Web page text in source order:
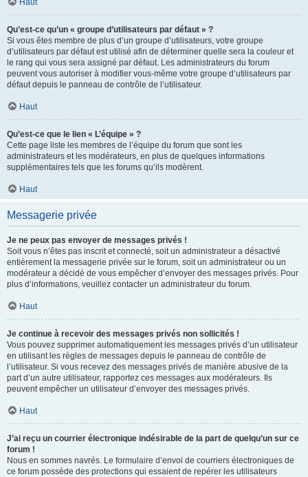
Haut
Qu’est-ce qu’un « groupe d’utilisateurs par défaut » ?
Si vous êtes membre de plus d’un groupe d’utilisateurs, votre groupe
d’utilisateurs par défaut est utilisé afin de déterminer quelle sera la couleur et
le rang qui vous sera assigné par défaut. Les administrateurs du forum
peuvent vous autoriser à modifier vous-même votre groupe d’utilisateurs par
défaut depuis le panneau de contrôle de l’utilisateur.
Haut
Qu’est-ce que le lien « L’équipe » ?
Cette page liste les membres de l’équipe du forum que sont les
administrateurs et les modérateurs, en plus de quelques informations
supplémentaires tels que les forums qu’ils modèrent.
Haut
Messagerie privée
Je ne peux pas envoyer de messages privés !
Soit vous n’êtes pas inscrit et connecté, soit un administrateur a désactivé
entièrement la messagerie privée sur le forum, soit un administrateur ou un
modérateur a décidé de vous empêcher d’envoyer des messages privés. Pour
plus d’informations, veuillez contacter un administrateur du forum.
Haut
Je continue à recevoir des messages privés non sollicités !
Vous pouvez supprimer automatiquement les messages privés d’un utilisateur
en utilisant les règles de messages depuis le panneau de contrôle de
l’utilisateur. Si vous recevez des messages privés de manière abusive de la
part d’un autre utilisateur, rapportez ces messages aux modérateurs. Ils
peuvent empêcher un utilisateur d’envoyer des messages privés.
Haut
J’ai reçu un courrier électronique indésirable de la part de quelqu’un sur ce
forum !
Nous en sommes navrés. Le formulaire d’envoi de courriers électroniques de
ce forum possède des protections qui essaient de repérer les utilisateurs